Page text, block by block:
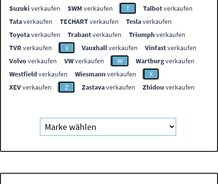
Suzuki verkaufen SWM verkaufen T Talbotverkaufen
Tataverkaufen TECHARTverkaufen Teslaverkaufen
Toyotaverkaufen Trabantverkaufen Triumphverkaufen
TVR verkaufen V Vauxhallverkaufen Vinfastverkaufen
Volvoverkaufen VWverkaufen W Wartburgverkaufen
Westfieldverkaufen Wiesmannverkaufen
X
XEVverkaufen Z Zastavaverkaufen Zhidou verkaufen